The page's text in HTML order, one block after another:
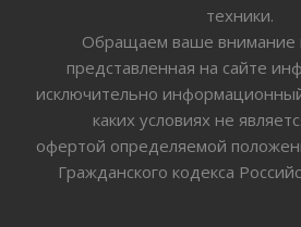
техники.
Обращаем ваше внимание
представленная на сайте
исключительно
каких условиях не
офертой определяемой
Гражданского кодекса